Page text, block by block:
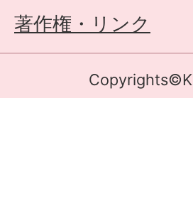
著作権・リンク